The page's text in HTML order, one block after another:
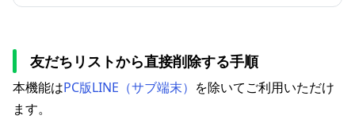
友だちリストから直接削除する手順
本機能はPC版LINE（サブ端末） を除いてご利用いただけ
ます。